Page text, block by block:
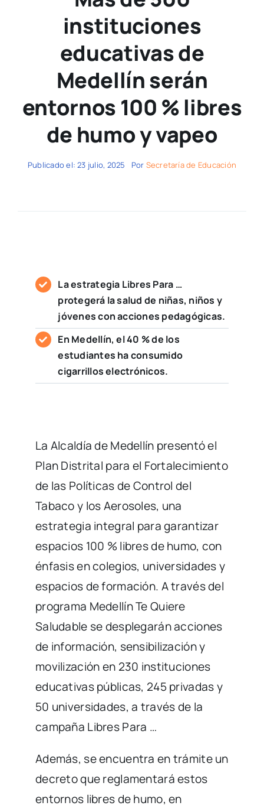
instituciones
educativas de
Medellín serán
entornos 100 % libres
de humo y vapeo
Publicado el: 23 julio, 2025 Por Secretaría de Educación
La estrategia Libres Para …
protegerá la salud de niñas, niños y
jóvenes con acciones pedagógicas.
En Medellín, el 40 % de los
estudiantes ha consumido
cigarrillos electrónicos.
La Alcaldía de Medellín presentó el
Plan Distrital para el Fortalecimiento
de las Políticas de Control del
Tabaco y los Aerosoles, una
estrategia integral para garantizar
espacios 100 % libres de humo, con
énfasis en colegios, universidades y
espacios de formación. A través del
programa Medellín Te Quiere
Saludable se desplegarán acciones
de información, sensibilización y
movilización en 230 instituciones
educativas públicas, 245 privadas y
50 universidades, a través de la
campaña Libres Para …
Además, se encuentra en trámite un
decreto que reglamentará estos
entornos libres de humo, en